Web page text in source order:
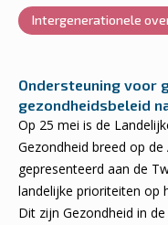
Intergenerationele
Ondersteuning voor
gezondheidsbeleid
Op 25 mei is de
Gezondheid breed op
gepresenteerd aan de
landelijke prioriteiten op
Dit zijn Gezondheid in